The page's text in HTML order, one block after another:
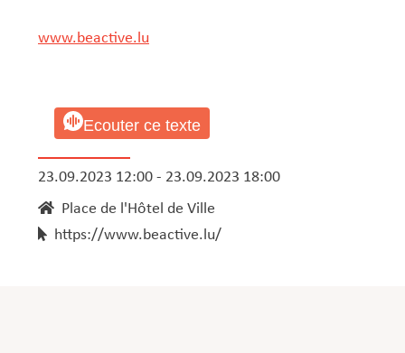
www.beactive.lu
Ecouter ce texte
23.09.2023 12:00 - 23.09.2023 18:00
Place de l'Hôtel de Ville
https://www.beactive.lu/